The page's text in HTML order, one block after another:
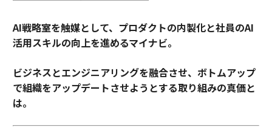
AI戦略室を触媒として、プロダクトの内製化と社員のAI
活用スキルの向上を進めるマイナビ。
ビジネスとエンジニアリングを融合させ、ボトムアップ
で組織をアップデートさせようとする取り組みの真価と
は。